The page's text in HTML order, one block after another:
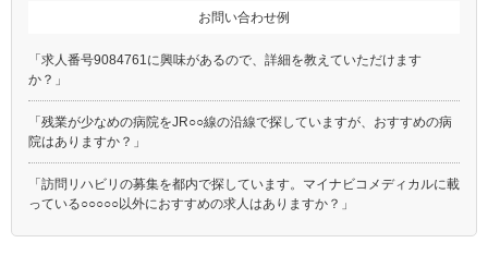
お問い合わせ例
「求人番号9084761に興味があるので、詳細を教えていただけます
か？」
「残業が少なめの病院をJR○○線の沿線で探していますが、おすすめの病
院はありますか？」
「訪問リハビリの募集を都内で探しています。マイナビコメディカルに載
っている○○○○○以外におすすめの求人はありますか？」